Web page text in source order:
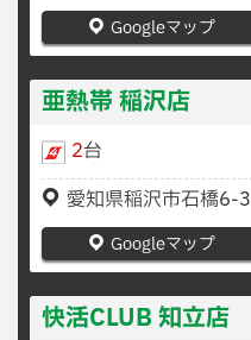
Googleマップ
亜熱帯 稲沢店
2台
愛知県稲沢市石橋6-3
Googleマップ
快活CLUB 知立店